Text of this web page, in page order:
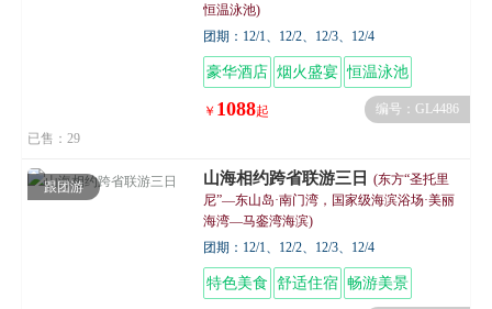
恒温泳池)
团期：12/1、12/2、12/3、12/4
豪华酒店 烟火盛宴 恒温泳池
￥ 1088起
编号：GL4486
已售：29
跟团游 山海相约跨省联游三日 (东方“圣托里
尼”—东山岛·南门湾，国家级海滨浴场·美丽
海湾—马銮湾海滨)
团期：12/1、12/2、12/3、12/4
特色美食 舒适住宿 畅游美景